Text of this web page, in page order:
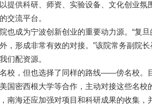
提供科研、师资、实验设备、文化创业
交流平台。
也成为宁波创新创业的重要动力源。“复
，形成非常有效的对接。”该院常务副院
们配资源。
校，但也选择了同样的路线——傍名校。
国密西根大学等合作，主动对接这些名
南海还应加强对项目和科研成果的收集，